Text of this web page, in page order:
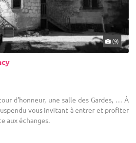
(9)
d’honneur, une salle des Gardes, … À
vous invitant à entrer et profiter
aux échanges.